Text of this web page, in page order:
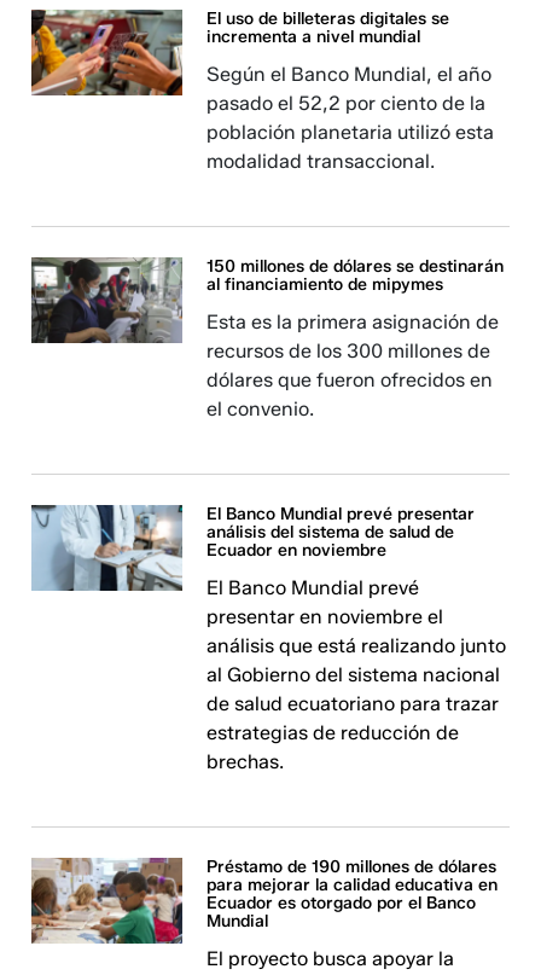
El uso de billeteras digitales se
incrementa a nivel mundial
Según el Banco Mundial, el año
pasado el 52,2 por ciento de la
población planetaria utilizó esta
modalidad transaccional.
150 millones de dólares se destinarán
al financiamiento de mipymes
Esta es la primera asignación de
recursos de los 300 millones de
dólares que fueron ofrecidos en
el convenio.
El Banco Mundial prevé presentar
análisis del sistema de salud de
Ecuador en noviembre
El Banco Mundial prevé
presentar en noviembre el
análisis que está realizando junto
al Gobierno del sistema nacional
de salud ecuatoriano para trazar
estrategias de reducción de
brechas.
Préstamo de 190 millones de dólares
para mejorar la calidad educativa en
Ecuador es otorgado por el Banco
Mundial
El proyecto busca apoyar la